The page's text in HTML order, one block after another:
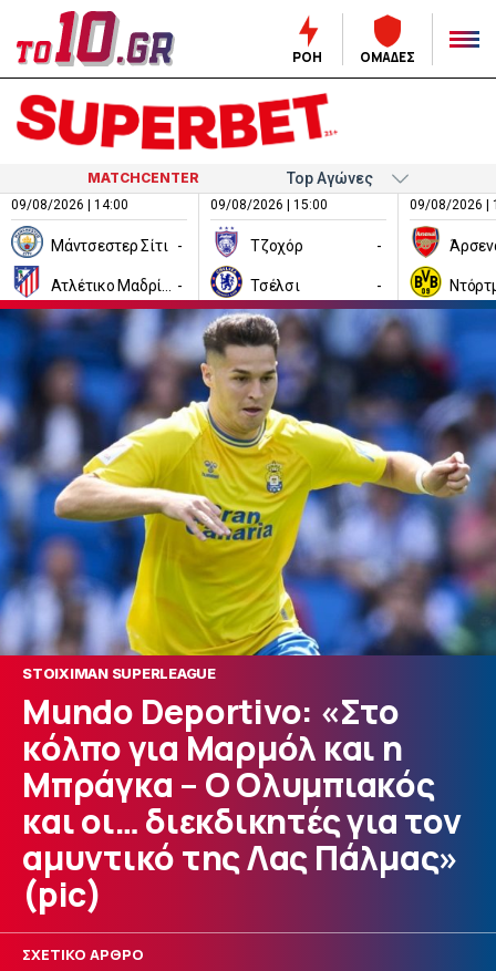
ΡΟΗ ΟΜΑΔΕΣ
MATCHCENTER
09/08/2026 | 14:00
Μάντσεστερ Σίτι -
-
09/08/2026 | 15:00
Τζοχόρ -
Τσέλσι -
09/08/2026 |
STOIXIMAN SUPERLEAGUE
Mundo Deportivo: «Στο
κόλπο για Μαρμόλ και η
Μπράγκα – Ο Ολυμπιακός
και οι… διεκδικητές για τον
αμυντικό της Λας Πάλμας»
(pic)
ΣΧΕΤΙΚΟ ΑΡΘΡΟ